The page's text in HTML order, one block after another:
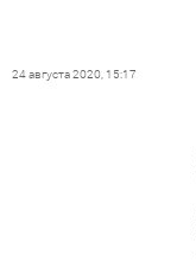
24 августа 2020, 15:17